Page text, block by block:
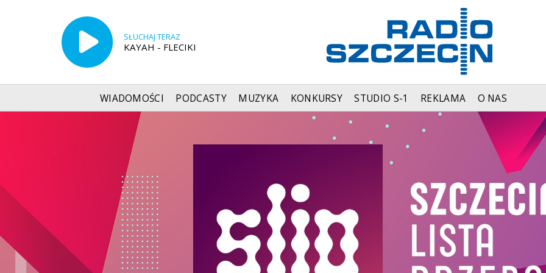
SŁUCHAJ TERAZ
KAYAH - FLECIKI
WIADOMOŚCI PODCASTY MUZYKA KONKURSY STUDIO S-1 REKLAMA O NAS